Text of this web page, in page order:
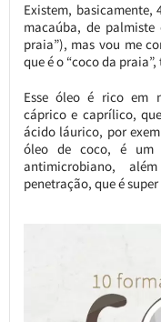
Existem,
macaúba, de
praia”), mas vou me
que é o “coco da praia”,
Esse óleo é rico em
cáprico e caprílico,
ácido láurico, por
óleo de coco, é um
antimicrobiano,
penetração, que é